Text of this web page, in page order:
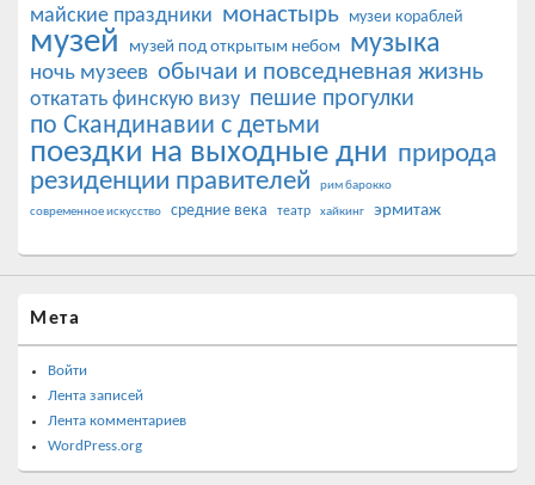
майские праздники монастырь музеи кораблей
музей музей под открытым небом музыка
ночь музеев обычаи и повседневная жизнь
откатать финскую визу пешие прогулки
по Скандинавии с детьми
поездки на выходные дни природа
резиденции правителей
рим барокко
современное искусство
средние века театр хайкинг эрмитаж
Мета
Войти
Лента записей
Лента комментариев
WordPress.org